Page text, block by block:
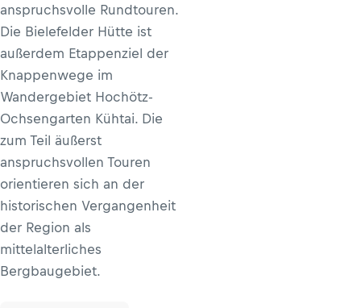
anspruchsvolle Rundtouren.
Die Bielefelder Hütte ist
außerdem Etappenziel der
Knappenwege im
Wandergebiet Hochötz-
Ochsengarten Kühtai. Die
zum Teil äußerst
anspruchsvollen Touren
orientieren sich an der
historischen Vergangenheit
der Region als
mittelalterliches
Bergbaugebiet.